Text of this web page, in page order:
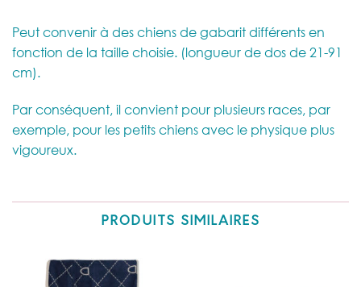
Peut convenir à des chiens de gabarit différents en
fonction de la taille choisie. (longueur de dos de 21-91
cm).
Par conséquent, il convient pour plusieurs races, par
exemple, pour les petits chiens avec le physique plus
vigoureux.
PRODUITS SIMILAIRES